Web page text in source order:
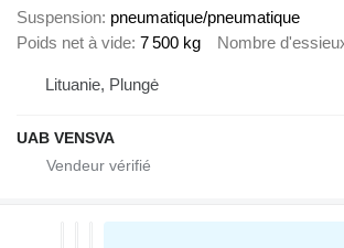
Suspension pneumatique/pneumatique
Poids net à vide 7 500 kg Nombre
Lituanie, Plungė
UAB VENSVA